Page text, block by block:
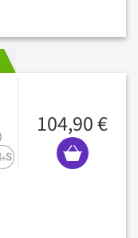
104,90 €